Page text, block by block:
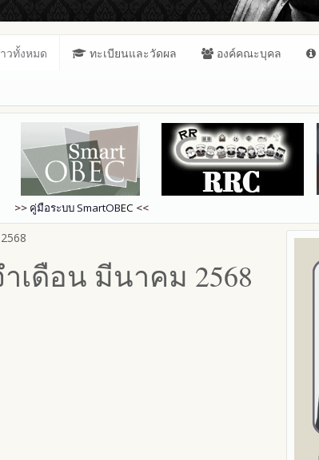
วทั้งหมด ทะเบียนและวัดผล องค์คณะบุคล
>> คู่มือระบบSmartOBEC <<
เดือน มีนาคม 2568